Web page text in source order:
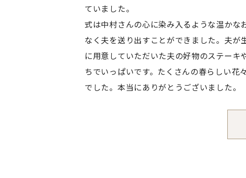
ていました。
式は中村さんの心に染み入るような温か
なく夫を送り出すことができました。夫
に用意していただいた夫の好物のステー
ちでいっぱいです。たくさんの春らしい
でした。本当にありがとうございました。